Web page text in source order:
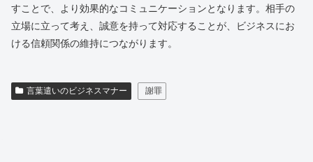
すことで、より効果的なコミュニケーションとなります。相手の
立場に立って考え、誠意を持って対応することが、ビジネスにお
ける信頼関係の維持につながります。
言葉遣いのビジネスマナー 謝罪